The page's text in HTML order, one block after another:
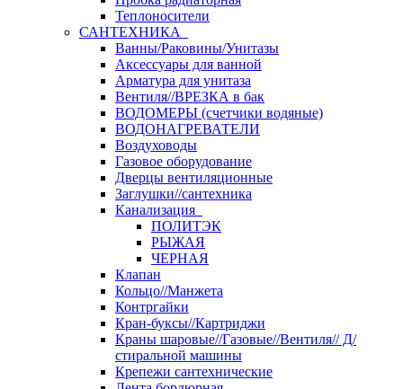
Теплоносители
САНТЕХНИКА
Ванны/Раковины/Унитазы
Аксессуары для ванной
Арматура для унитаза
Вентиля//ВРЕЗКА в бак
ВОДОМЕРЫ (счетчики водяные)
ВОДОНАГРЕВАТЕЛИ
Воздуховоды
Газовое оборудование
Дверцы вентиляционные
Заглушки//сантехника
Канализация
ПОЛИТЭК
РЫЖАЯ
ЧЕРНАЯ
Клапан
Кольцо//Манжета
Контргайки
Кран-буксы//Картриджи
Краны шаровые//Газовые//Вентиля// Д/
стиральной машины
Крепежи сантехнические